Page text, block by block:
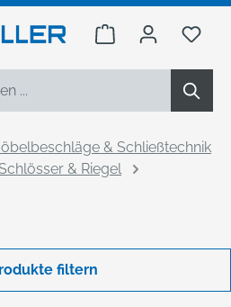
Warenkorb Du
& Schließtechnik
& Riegel
filtern